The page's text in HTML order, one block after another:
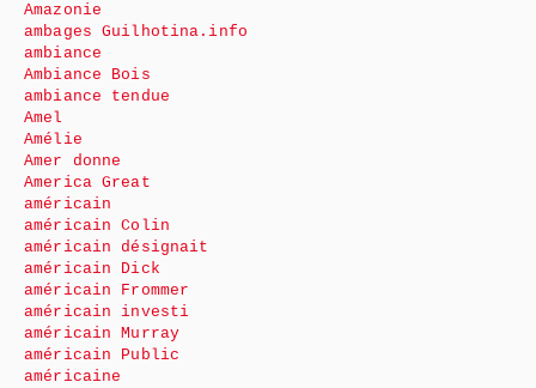
Amazonie
ambages Guilhotina.info
ambiance
Ambiance Bois
ambiance tendue
Amel
Amélie
Amer donne
America Great
américain
américain Colin
américain désignait
américain Dick
américain Frommer
américain investi
américain Murray
américain Public
américaine